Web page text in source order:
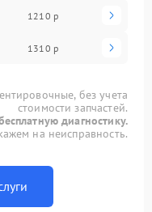
1210 р
1310 р
без учета
стоимости запчастей.
диагностику.
на неисправность.